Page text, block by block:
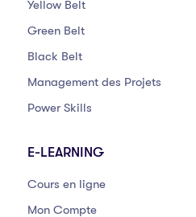
Yellow Belt
Green Belt
Black Belt
Management des Projets
Power Skills
E-LEARNING
Cours en ligne
Mon Compte